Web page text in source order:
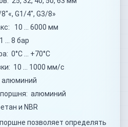
G1/4", G3/8»
10 … 6000 мм
… 8 бар
0°C … +70°C
10 … 1000 мм/с
алюминий
алюминий
и NBR
позволяет определять